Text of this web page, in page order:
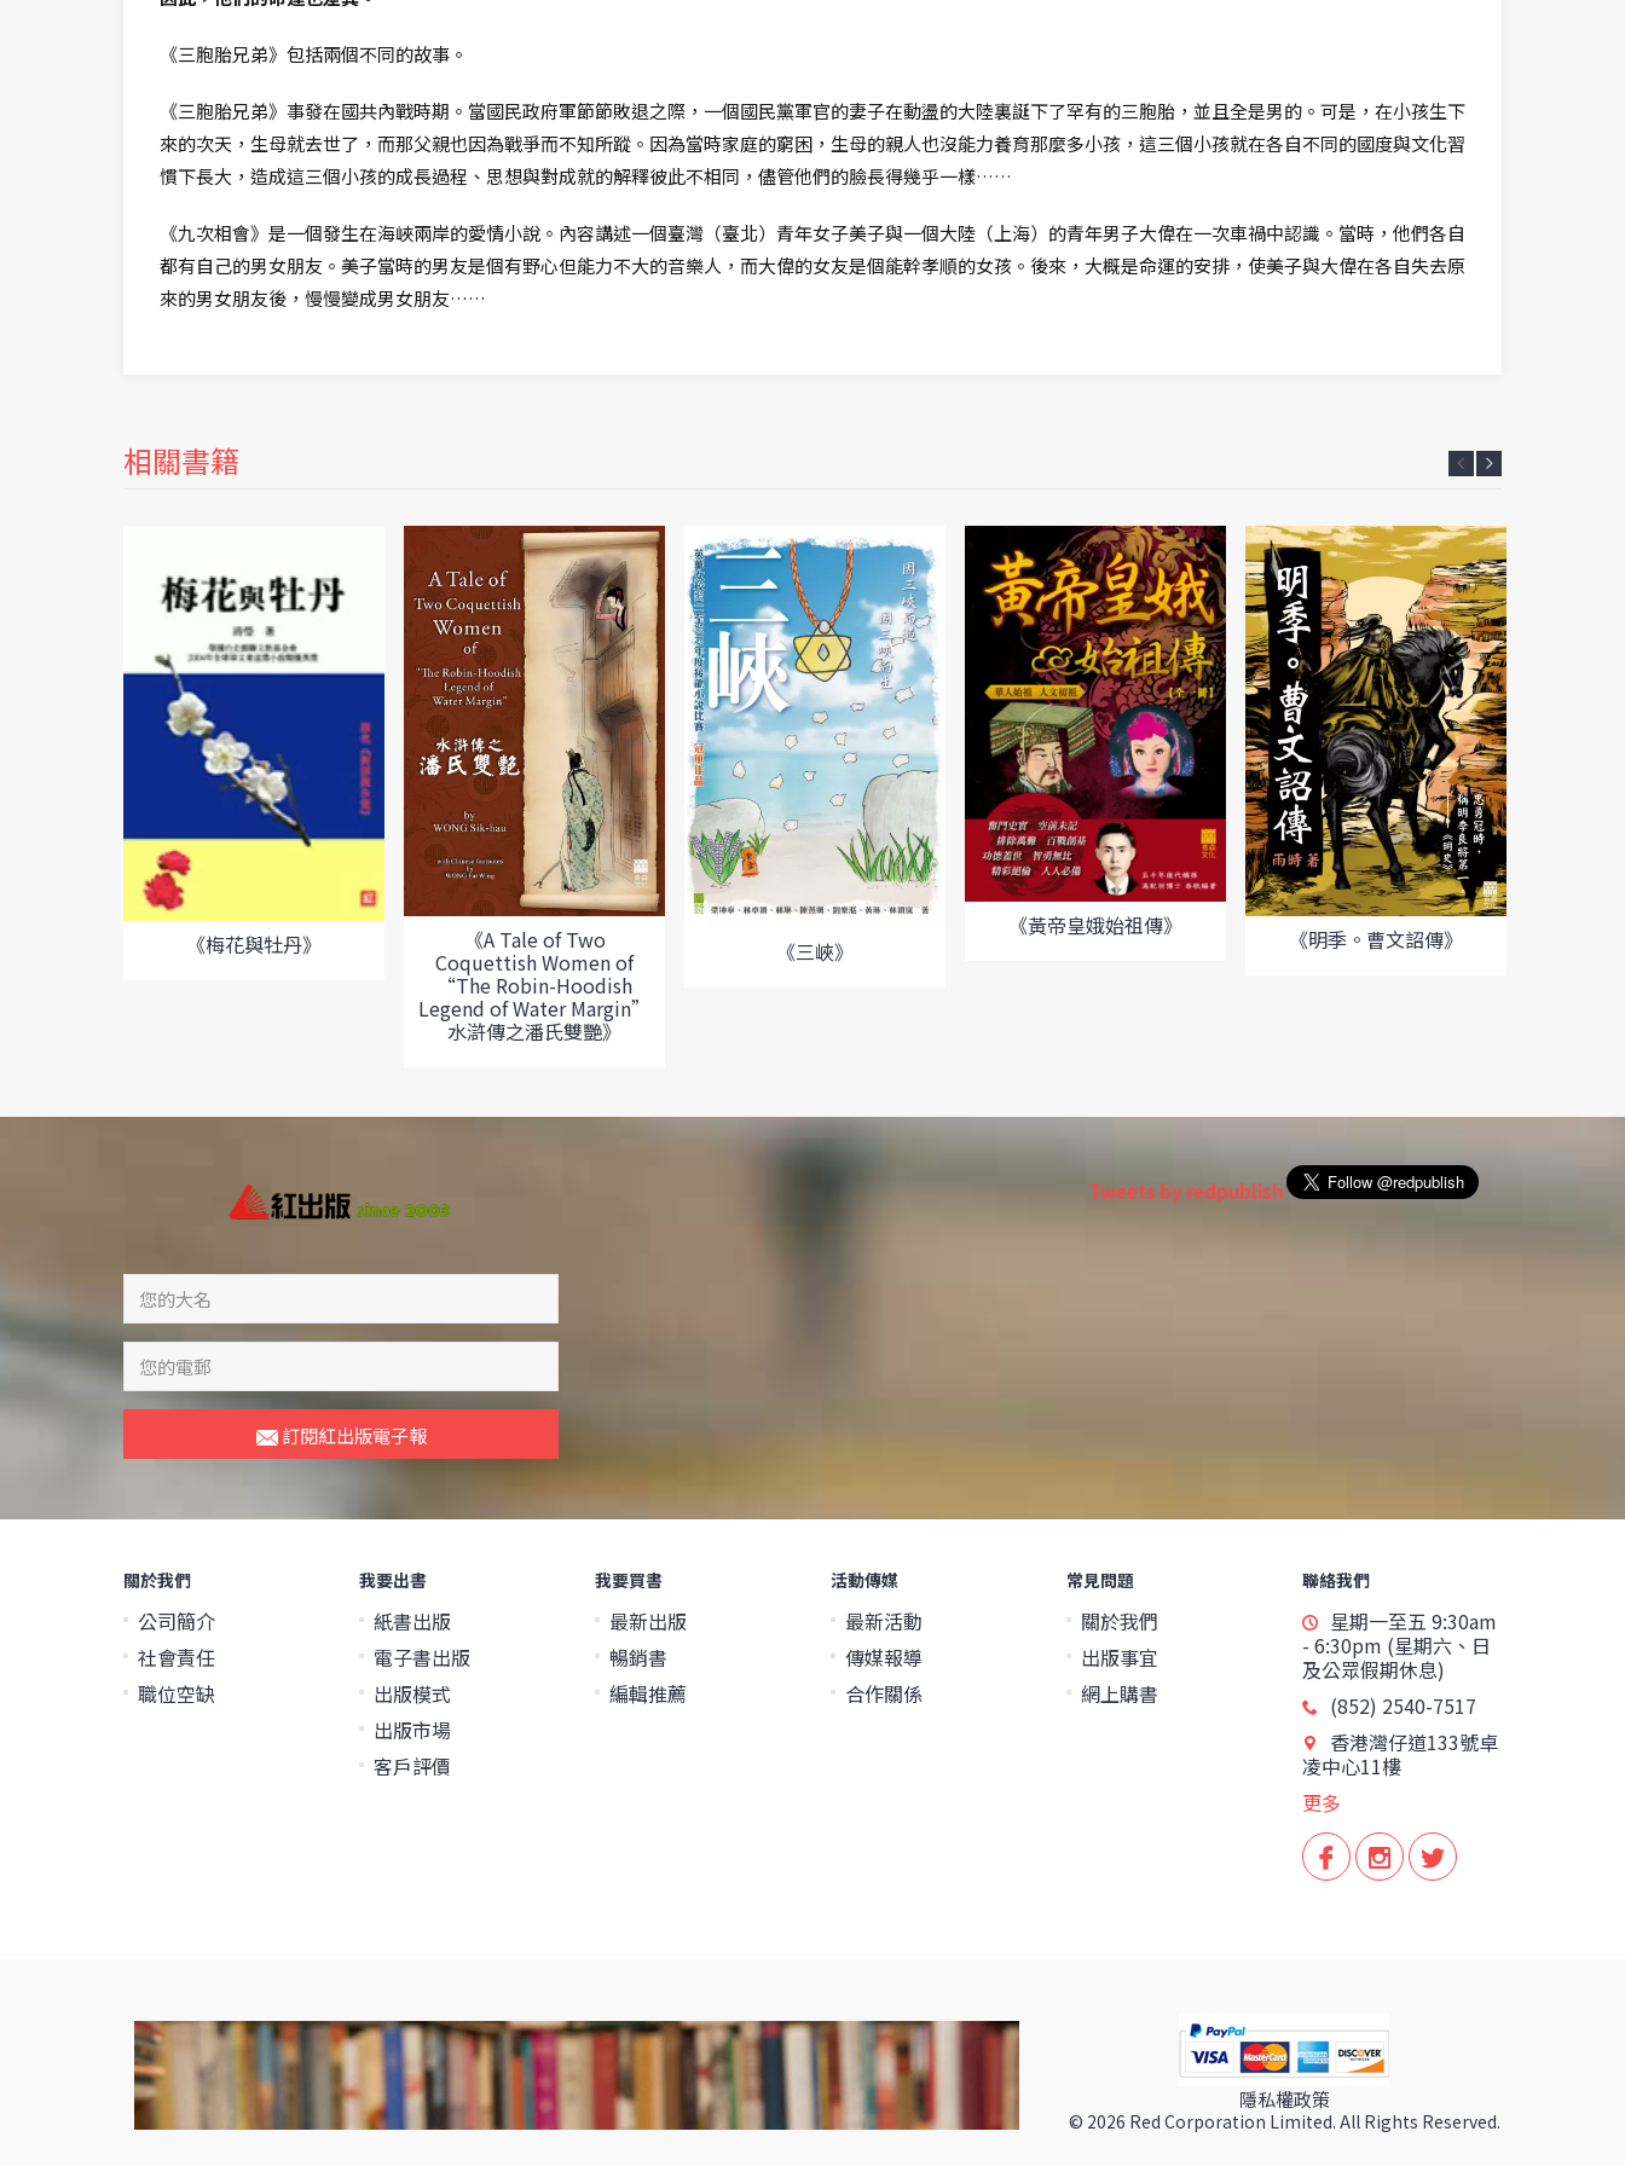
《三胞胎兄弟》包括兩個不同的故事。
《三胞胎兄弟》事發在國共內戰時期。當國民政府軍節節敗退之際，一個國民黨軍官的妻子在動盪的大陸裏誕下了罕有的三胞胎，並且全是男的。可是，在小孩生下
來的次天，生母就去世了，而那父親也因為戰爭而不知所蹤。因為當時家庭的窮困，生母的親人也沒能力養育那麼多小孩，這三個小孩就在各自不同的國度與文化習
慣下長大，造成這三個小孩的成長過程、思想與對成就的解釋彼此不相同，儘管他們的臉長得幾乎一樣……
《九次相會》是一個發生在海峽兩岸的愛情小說。內容講述一個臺灣（臺北）青年女子美子與一個大陸（上海）的青年男子大偉在一次車禍中認識。當時，他們各自
都有自己的男女朋友。美子當時的男友是個有野心但能力不大的音樂人，而大偉的女友是個能幹孝順的女孩。後來，大概是命運的安排，使美子與大偉在各自失去原
來的男女朋友後，慢慢變成男女朋友……
相關書籍
《梅花與牡丹》 《A Tale of Two
Coquettish Women of
“The Robin-Hoodish
Legend of Water Margin”
水滸傳之潘氏雙艷》
《三峽》
《黃帝皇娥始祖傳》
《明季。曹文詔傳》
訂閱紅出版電子報
Tweets by redpublish
關於我們
公司簡介
社會責任
職位空缺
我要出書
紙書出版
電子書出版
出版模式
出版市場
客戶評價
我要買書
最新出版
暢銷書
編輯推薦
活動傳媒
最新活動
傳媒報導
合作關係
常見問題
關於我們
出版事宜
網上購書
聯絡我們
星期一至五 9:30am
- 6:30pm (星期六、日
及公眾假期休息)
(852) 2540-7517
香港灣仔道133號卓
凌中心11樓
更多
隱私權政策
© 2026 Red Corporation Limited. All Rights Reserved.